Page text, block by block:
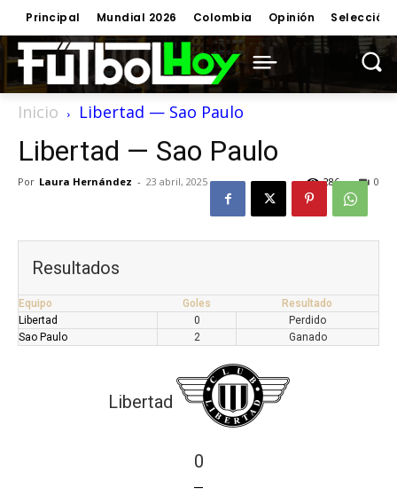
Principal Mundial 2026 Colombia Opinión Selección
Inicio Libertad — Sao Paulo
Libertad — Sao Paulo
Por Laura Hernández - 23 abril, 2025 0
286
Resultados
Equipo Goles
Resultado
Libertad
0
Perdido
Sao Paulo
2 Ganado
Libertad
0
—